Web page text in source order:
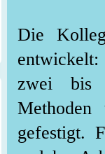
Die
entwickelt:
zwei bis
gefestigt.